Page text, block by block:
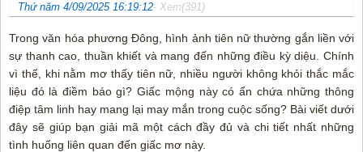
Thứ năm 4/09/2025 16:19:12- Xem(391)
Trong văn hóa phương Đông, hình ảnh tiên nữ thường gắn liền với
sự thanh cao, thuần khiết và mang đến những điều kỳ diệu. Chính
vì thế, khi nằm mơ thấy tiên nữ, nhiều người không khỏi thắc mắc
liệu đó là điềm báo gì? Giấc mộng này có ẩn chứa những thông
điệp tâm linh hay mang lại may mắn trong cuộc sống? Bài viết dưới
đây sẽ giúp bạn giải mã một cách đầy đủ và chi tiết nhất những
tình huống liên quan đến giấc mơ này.